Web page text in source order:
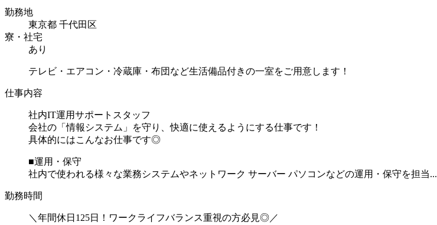
勤務地
東京都 千代田区
寮・社宅
あり
テレビ・エアコン・冷蔵庫・布団など生活備品付きの一室をご用意します！
仕事内容
社内IT運用サポートスタッフ
会社の「情報システム」を守り、快適に使えるようにする仕事です！
具体的にはこんなお仕事です◎
■運用・保守
社内で使われる様々な業務システムやネットワーク サーバー パソコンなどの運用・保守を担当...
勤務時間
＼年間休日125日！ワークライフバランス重視の方必見◎／